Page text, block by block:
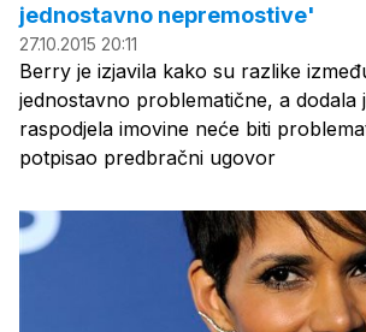
jednostavno nepremostive'
27.10.2015 20:11
Berry je izjavila kako su razlike
jednostavno problematične, a dodala
raspodjela imovine neće biti
potpisao predbračni ugovor